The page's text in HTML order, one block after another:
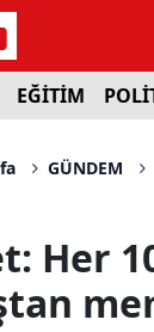
EĞİTİM
GÜNDEM
Her